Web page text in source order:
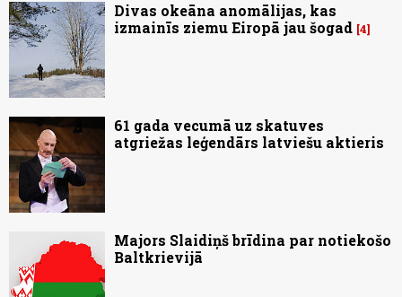
Divas okeāna anomālijas, kas
izmainīs ziemu Eiropā jau šogad 4
61 gada vecumā uz skatuves
atgriežas leģendārs latviešu aktieris
Majors Slaidiņš brīdina par notiekošo
Baltkrievijā